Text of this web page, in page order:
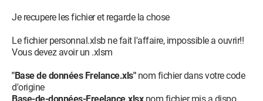
Je recupere les fichier et regarde la chose
Le fichier personnal.xlsb ne fait l'affaire, impossible a ouvrir!!
Vous devez avoir un .xlsm
"Base de données Frelance.xls"nom fichier dans votre code
d'origine